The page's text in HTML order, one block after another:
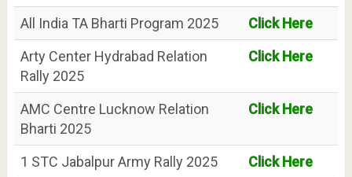
All India TA Bharti Program 2025
Click Here
Arty Center Hydrabad Relation
Rally 2025
Click Here
AMC Centre Lucknow Relation
Bharti 2025
Click Here
1 STC Jabalpur Army Rally 2025
Click Here